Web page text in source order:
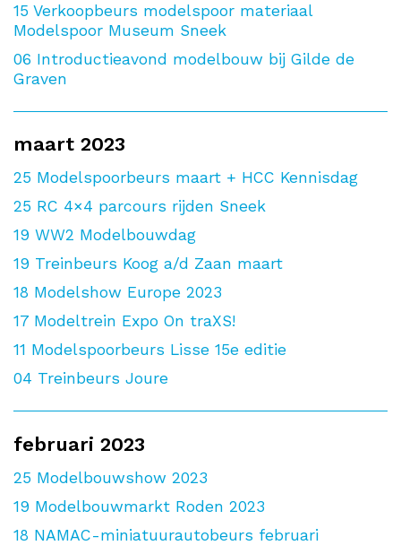
15 Verkoopbeurs modelspoor materiaal
Modelspoor Museum Sneek
06 Introductieavond modelbouw bij Gilde de
Graven
maart 2023
25 Modelspoorbeurs maart + HCC Kennisdag
25 RC 4×4 parcours rijden Sneek
19 WW2 Modelbouwdag
19 Treinbeurs Koog a/d Zaan maart
18 Modelshow Europe 2023
17 Modeltrein Expo On traXS!
11 Modelspoorbeurs Lisse 15e editie
04 Treinbeurs Joure
februari 2023
25 Modelbouwshow 2023
19 Modelbouwmarkt Roden 2023
18 NAMAC-miniatuurautobeurs februari